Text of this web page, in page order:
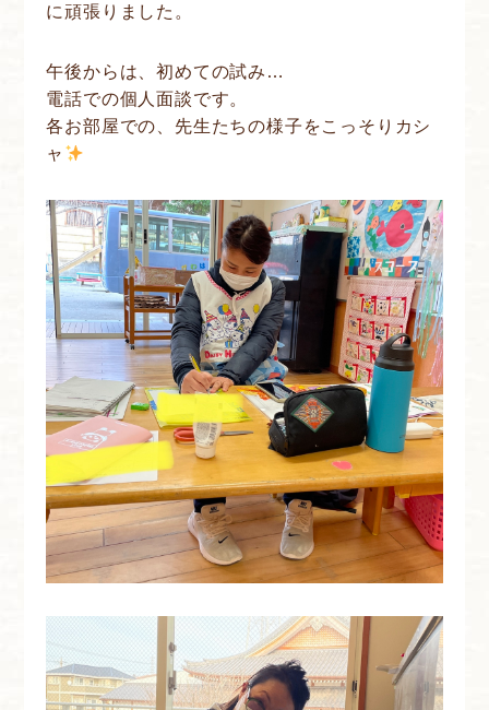
に頑張りました。
午後からは、初めての試み…
電話での個人面談です。
各お部屋での、先生たちの様子をこっそりカシ
ャ